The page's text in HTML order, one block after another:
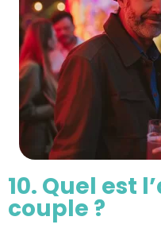
10. Quel est
couple ?